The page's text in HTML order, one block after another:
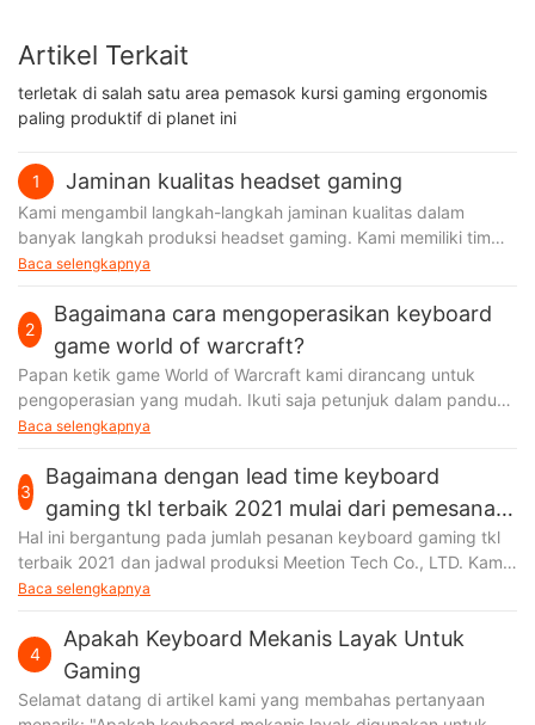
Artikel Terkait
terletak di salah satu area pemasok kursi gaming ergonomis
paling produktif di planet ini
1 Jaminan kualitas headset gaming
Kami mengambil langkah-langkah jaminan kualitas dalam
banyak langkah produksi headset gaming. Kami memiliki tim
QC yang memantau proses produksi dengan cermat untuk
Baca selengkapnya
2
Bagaimana cara mengoperasikan keyboard
game world of warcraft?
Papan ketik game World of Warcraft kami dirancang untuk
pengoperasian yang mudah. Ikuti saja petunjuk dalam panduan
pengoperasian yang kami tawarkan, tidak akan ada yang salah
Baca selengkapnya
3
Bagaimana dengan lead time keyboard
gaming tkl terbaik 2021 mulai dari pemesanan
hingga pengiriman?
Hal ini bergantung pada jumlah pesanan keyboard gaming tkl
terbaik 2021 dan jadwal produksi Meetion Tech Co., LTD. Kami
mendapat kabar bahwa pemrosesan
Baca selengkapnya
4
Apakah Keyboard Mekanis Layak Untuk
Gaming
Selamat datang di artikel kami yang membahas pertanyaan